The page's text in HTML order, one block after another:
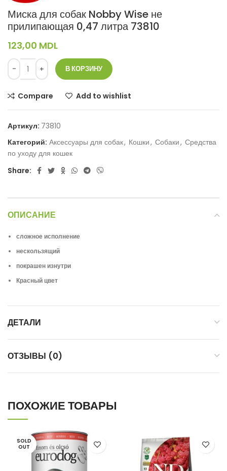
Миска для собак Nobby Wise не
прилипающая 0,47 литра 73810
123,00 MDL
В КОРЗИНУ
Compare Add to wishlist
Артикул: 73810
Категорий: Аксессуары для собак, Кошки, Собаки, Средства
по уходу для кошек
Share:
ОПИСАНИЕ
сложное исполнение
нескользящий
покрашен изнутри
Красный цвет
ДЕТАЛИ
ОТЗЫВЫ (0)
ПОХОЖИЕ ТОВАРЫ
SOLD
OUT